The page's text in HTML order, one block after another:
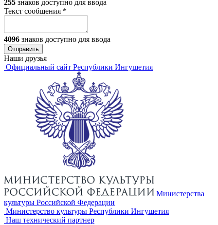
255 знаков доступно для ввода
Текст сообщения *
4096 знаков доступно для ввода
Наши друзья
Официальный сайт Республики Ингушетия
Министерства
культуры Российской Федерации
Министерство культуры Республики Ингушетия
Наш технический партнер